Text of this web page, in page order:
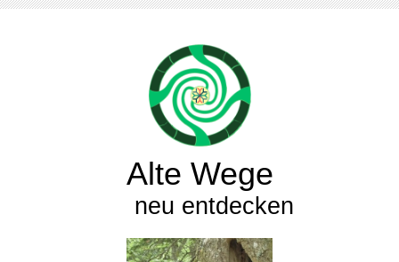
Alte Wege
neu entdecken